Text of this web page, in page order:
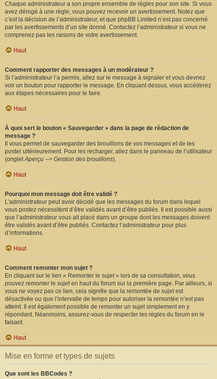
Chaque administrateur a son propre ensemble de règles pour son site. Si vous
avez dérogé à une règle, vous pouvez recevoir un avertissement. Notez que
c’est la décision de l’administrateur, et que phpBB Limited n’est pas concerné
par les avertissements d’un site donné. Contactez l’administrateur si vous ne
comprenez pas les raisons de votre avertissement.
Haut
Comment rapporter des messages à un modérateur ?
Si l’administrateur l’a permis, allez sur le message à signaler et vous devriez
voir un bouton pour rapporter le message. En cliquant dessus, vous accéderez
aux étapes nécessaires pour le faire.
Haut
À quoi sert le bouton « Sauvegarder » dans la page de rédaction de
message ?
Il vous permet de sauvegarder des brouillons de vos messages et de les
poster ultérieurement. Pour les recharger, allez dans le panneau de l’utilisateur
(ongletAperçu --> Gestion des brouillons).
Haut
Pourquoi mon message doit être validé ?
L’administrateur peut avoir décidé que les messages du forum dans lequel
vous postez nécessitent d’être validés avant d’être publiés. Il est possible aussi
que l’administrateur vous ait placé dans un groupe dont les messages doivent
être validés avant d’être publiés. Contactez l’administrateur pour plus
d’informations.
Haut
Comment remonter mon sujet ?
En cliquant sur le lien « Remonter le sujet » lors de sa consultation, vous
pouvez remonterle sujet en haut du forum sur la première page. Par ailleurs, si
vous ne voyez pas ce lien, cela signifie que la remontée de sujet est
désactivée ou que l’intervalle de temps pour autoriser la remontée n’est pas
atteint. Il est également possible de remonter un sujet simplement en y
répondant. Néanmoins, assurez-vous de respecter les règles du forum en le
faisant.
Haut
Mise en forme et types de sujets
Que sont les BBCodes ?